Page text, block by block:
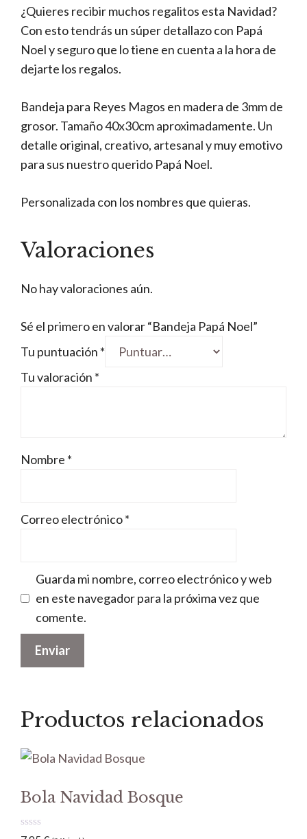
¿Quieres recibir muchos regalitos esta Navidad?
Con esto tendrás un súper detallazo con Papá
Noel y seguro que lo tiene en cuenta a la hora de
dejarte los regalos.
Bandeja para Reyes Magos en madera de 3mm de
grosor. Tamaño 40x30cm aproximadamente. Un
detalle original, creativo, artesanal y muy emotivo
para sus nuestro querido Papá Noel.
Personalizada con los nombres que quieras.
Valoraciones
No hay valoraciones aún.
Sé el primero en valorar “Bandeja Papá Noel”
Tu puntuación *
Tu valoración *
Nombre *
Correo electrónico*
Guarda mi nombre, correo electrónico y web
en este navegador para la próxima vez que
comente.
Productos relacionados
Bola Navidad Bosque